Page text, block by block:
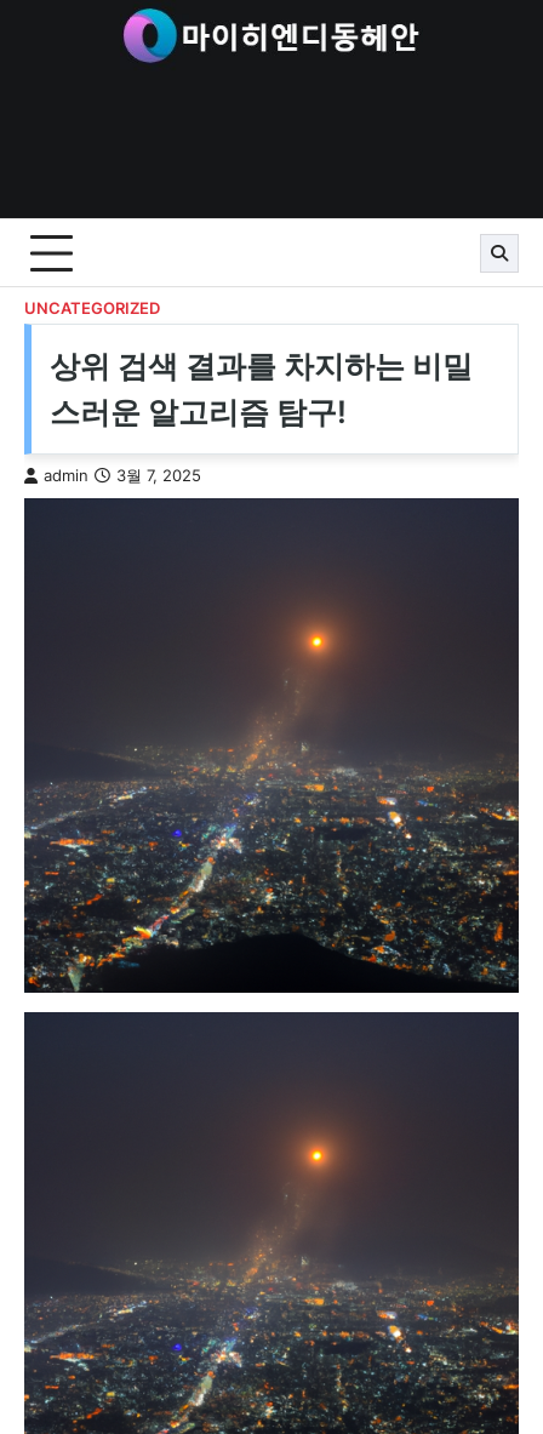
UNCATEGORIZED
상위 검색 결과를 차지하는 비밀
스러운 알고리즘 탐구!
admin 3월 7, 2025